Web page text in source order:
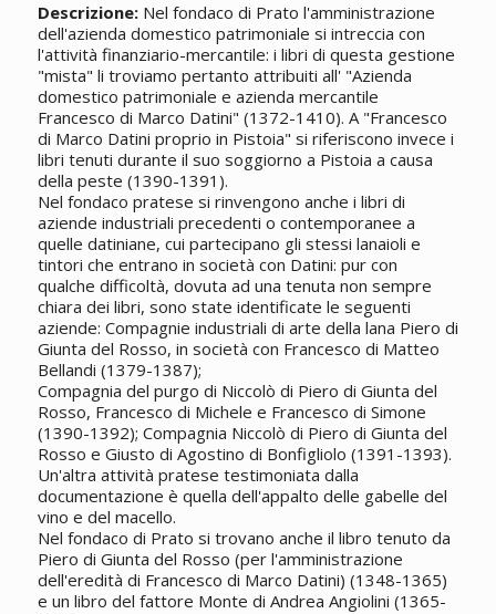
Descrizione:Nel fondaco di Prato l'amministrazione
dell'azienda domestico patrimoniale si intreccia con
l'attività finanziario-mercantile: i libri di questa gestione
"mista" li troviamo pertanto attribuiti all' "Azienda
domestico patrimoniale e azienda mercantile
Francesco di Marco Datini" (1372-1410). A "Francesco
di Marco Datini proprio in Pistoia" si riferiscono invece i
libri tenuti durante il suo soggiorno a Pistoia a causa
della peste (1390-1391).
Nel fondaco pratese si rinvengono anche i libri di
aziende industriali precedenti o contemporanee a
quelle datiniane, cui partecipano gli stessi lanaioli e
tintori che entrano in società con Datini: pur con
qualche difficoltà, dovuta ad una tenuta non sempre
chiara dei libri, sono state identificate le seguenti
aziende: Compagnie industriali di arte della lana Piero di
Giunta del Rosso, in società con Francesco di Matteo
Bellandi (1379-1387);
Compagnia del purgo di Niccolò di Piero di Giunta del
Rosso, Francesco di Michele e Francesco di Simone
(1390-1392); Compagnia Niccolò di Piero di Giunta del
Rosso e Giusto di Agostino di Bonfigliolo (1391-1393).
Un'altra attività pratese testimoniata dalla
documentazione è quella dell'appalto delle gabelle del
vino e del macello.
Nel fondaco di Prato si trovano anche il libro tenuto da
Piero di Giunta del Rosso (per l'amministrazione
dell'eredità di Francesco di Marco Datini) (1348-1365)
e un libro del fattore Monte di Andrea Angiolini (1365-